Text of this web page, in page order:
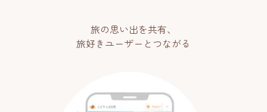
旅の思い出を共有、
旅好きユーザーとつながる